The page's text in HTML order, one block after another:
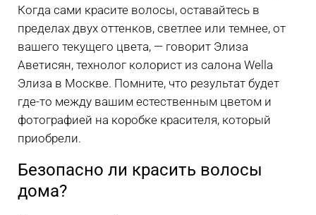
Когда сами красите волосы, оставайтесь в
пределах двух оттенков, светлее или темнее, от
вашего текущего цвета, — говорит Элиза
Аветисян, технолог колорист из салона Wella
Элиза в Москве. Помните, что результат будет
где-то между вашим естественным цветом и
фотографией на коробке красителя, который
приобрели.
Безопасно ли красить волосы
дома?